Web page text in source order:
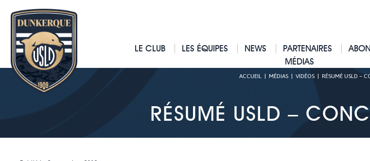
LE CLUB LES ÉQUIPES NEWS PARTENAIRES
MÉDIAS
ACCUEIL MÉDIAS VIDÉOS RÉSUMÉ USLD –
RÉSUMÉ USLD –